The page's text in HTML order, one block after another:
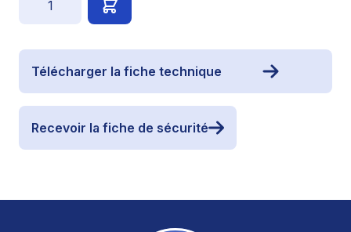
Télécharger la fiche technique
Recevoir la fiche de sécurité